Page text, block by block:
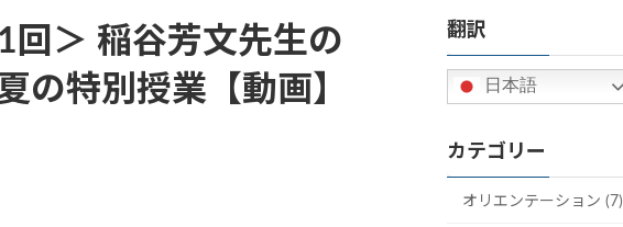
回＞ 稲谷芳文先生の
の特別授業【動画】
翻訳
日本語
カテゴリー
オリエンテーション (7)